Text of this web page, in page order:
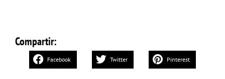
Compartir:
Facebook Twitter Pinterest